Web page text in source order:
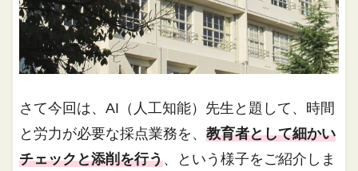
さて今回は、AI（人工知能）先生と題して、時間
と労力が必要な採点業務を、教育者として細かい
チェックと添削を行う、という様子をご紹介しま